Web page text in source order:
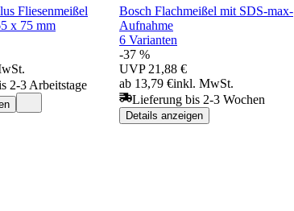
Fliesenmeißel
x 75 mm
2-3 Arbeitstage
Bosch Flachmeißel mit SDS-max-
Aufnahme
6 Varianten
-37 %
UVP 21,88 €
ab 13,79 €inkl. MwSt.
Lieferung bis 2-3 Wochen
Details anzeigen